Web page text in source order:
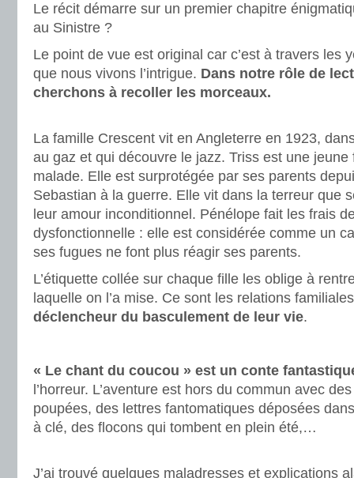
Le récit démarre sur un premier chapitre
au Sinistre ?
Le point de vue est original car c’est à travers les
que nous vivons l’intrigue. Dans notre rôle de
cherchons à recoller les morceaux.
La famille Crescent vit en Angleterre en 1923,
au gaz et qui découvre le jazz. Triss est une
malade. Elle est surprotégée par ses parents
Sebastian à la guerre. Elle vit dans la terreur que
leur amour inconditionnel. Pénélope fait les frais
dysfonctionnelle : elle est considérée comme un
ses fugues ne font plus réagir ses parents.
L’étiquette collée sur chaque fille les oblige à
laquelle on l’a mise. Ce sont les relations
déclencheur du basculement de leur vie.
« Le chant du coucou » est un conte
l’horreur. L’aventure est hors du commun avec
poupées, des lettres fantomatiques déposées
à clé, des flocons qui tombent en plein été,…
J’ai trouvé quelques maladresses et explications